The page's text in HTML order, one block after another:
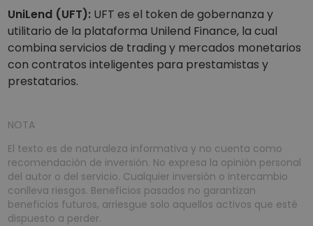
UniLend (UFT): UFT es el token de gobernanza y
utilitario de la plataforma Unilend Finance, la cual
combina servicios de trading y mercados monetarios
con contratos inteligentes para prestamistas y
prestatarios.
NOTA
El texto es de naturaleza informativa y no cuenta como
recomendación de inversión. No expresa la opinión personal
del autor o del servicio. Cualquier inversión o intercambio
conlleva riesgos. Beneficios pasados no garantizan
beneficios futuros, arriesgue solo aquellos activos que esté
dispuesto a perder.